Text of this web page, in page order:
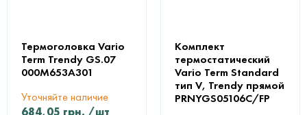
Термоголовка Vario
Term Trendy GS.07
000M653A301
Уточняйте наличие
684,05 грн. /шт
Комплект
термостатический
Vario Term Standard
тип V, Trendy прямой
PRNYGS05106C/FP